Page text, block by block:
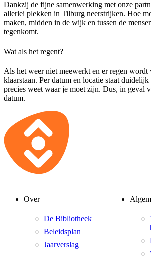
Dankzij de fijne samenwerking met onze
allerlei plekken in Tilburg neerstrijken. Hoe
maken, midden in de wijk en tussen de
tegenkomt.
Wat als het regent?
Als het weer niet meewerkt en er regen
klaarstaan. Per datum en locatie staat
precies weet waar je moet zijn. Dus, in geval
datum.
Over
De Bibliotheek
Beleidsplan
Jaarverslag